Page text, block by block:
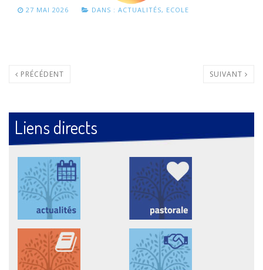
27 MAI 2026 DANS : ACTUALITÉS, ECOLE
PRÉCÉDENT SUIVANT
Liens directs